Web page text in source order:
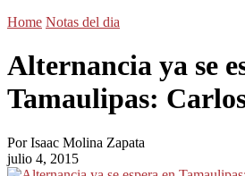
Home Notas del dia
Alternancia ya se
Tamaulipas:
PorIsaac Molina Zapata
julio 4, 2015